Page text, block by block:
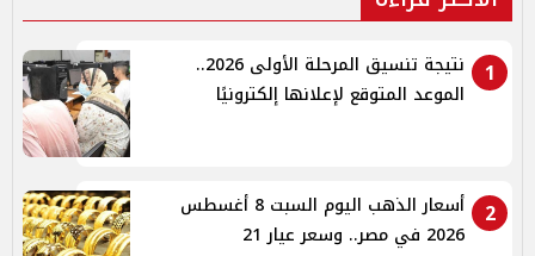
1
نتيجة تنسيق المرحلة الأولى 2026..
الموعد المتوقع لإعلانها إلكترونيًا
2
أسعار الذهب اليوم السبت 8 أغسطس
2026 في مصر.. وسعر عيار 21